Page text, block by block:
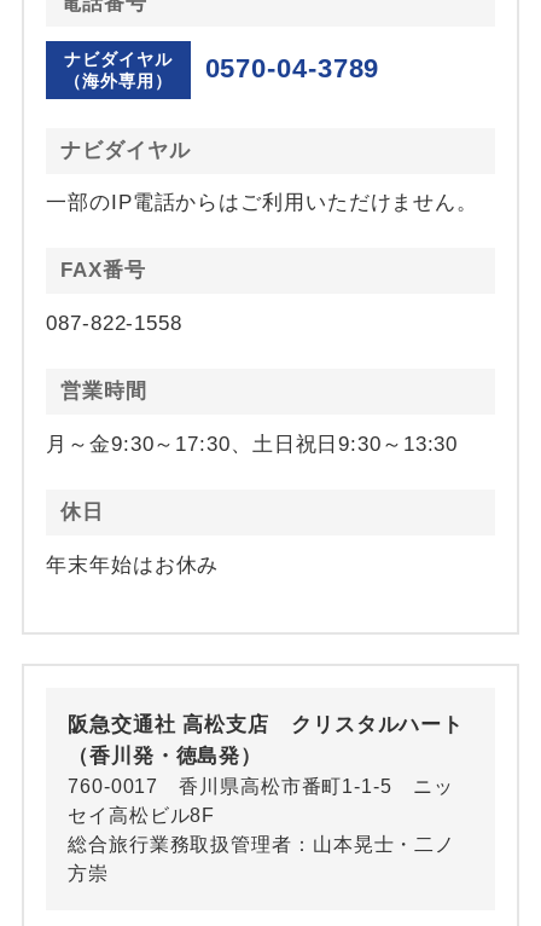
ナビダイヤル
（海外専用）
0570-04-3789
ナビダイヤル
一部のIP電話からはご利用いただけません。
FAX番号
087-822-1558
営業時間
月～金9:30～17:30、土日祝日9:30～13:30
休日
年末年始はお休み
阪急交通社 高松支店 クリスタルハート
（香川発・徳島発）
760-0017 香川県高松市番町1-1-5 ニッ
セイ高松ビル8F
総合旅行業務取扱管理者：山本晃士・二ノ
方崇